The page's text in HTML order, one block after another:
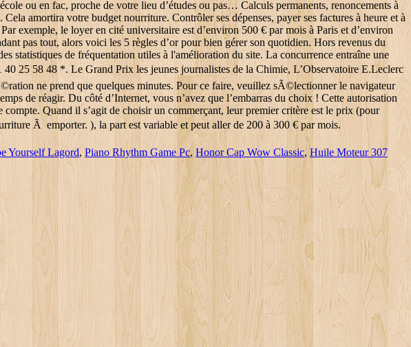
Yourself Lagord, Piano Rhythm Game Pc, Honor Cap Wow Classic, Huile Moteur 307